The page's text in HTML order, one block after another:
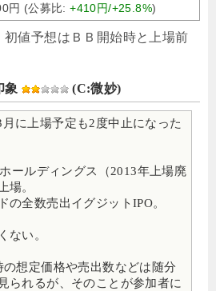
円 (公募比:+410円/+25.8%)
値予想はＢＢ開始時と上場前
象
(C:微妙)
に上場予定も2度中止になった
ールディングス（2013年上場廃
場。
の全数売出イグジットIPO。
ない。
想定価格や売出数などは随分
られるが、そのことが参加者に